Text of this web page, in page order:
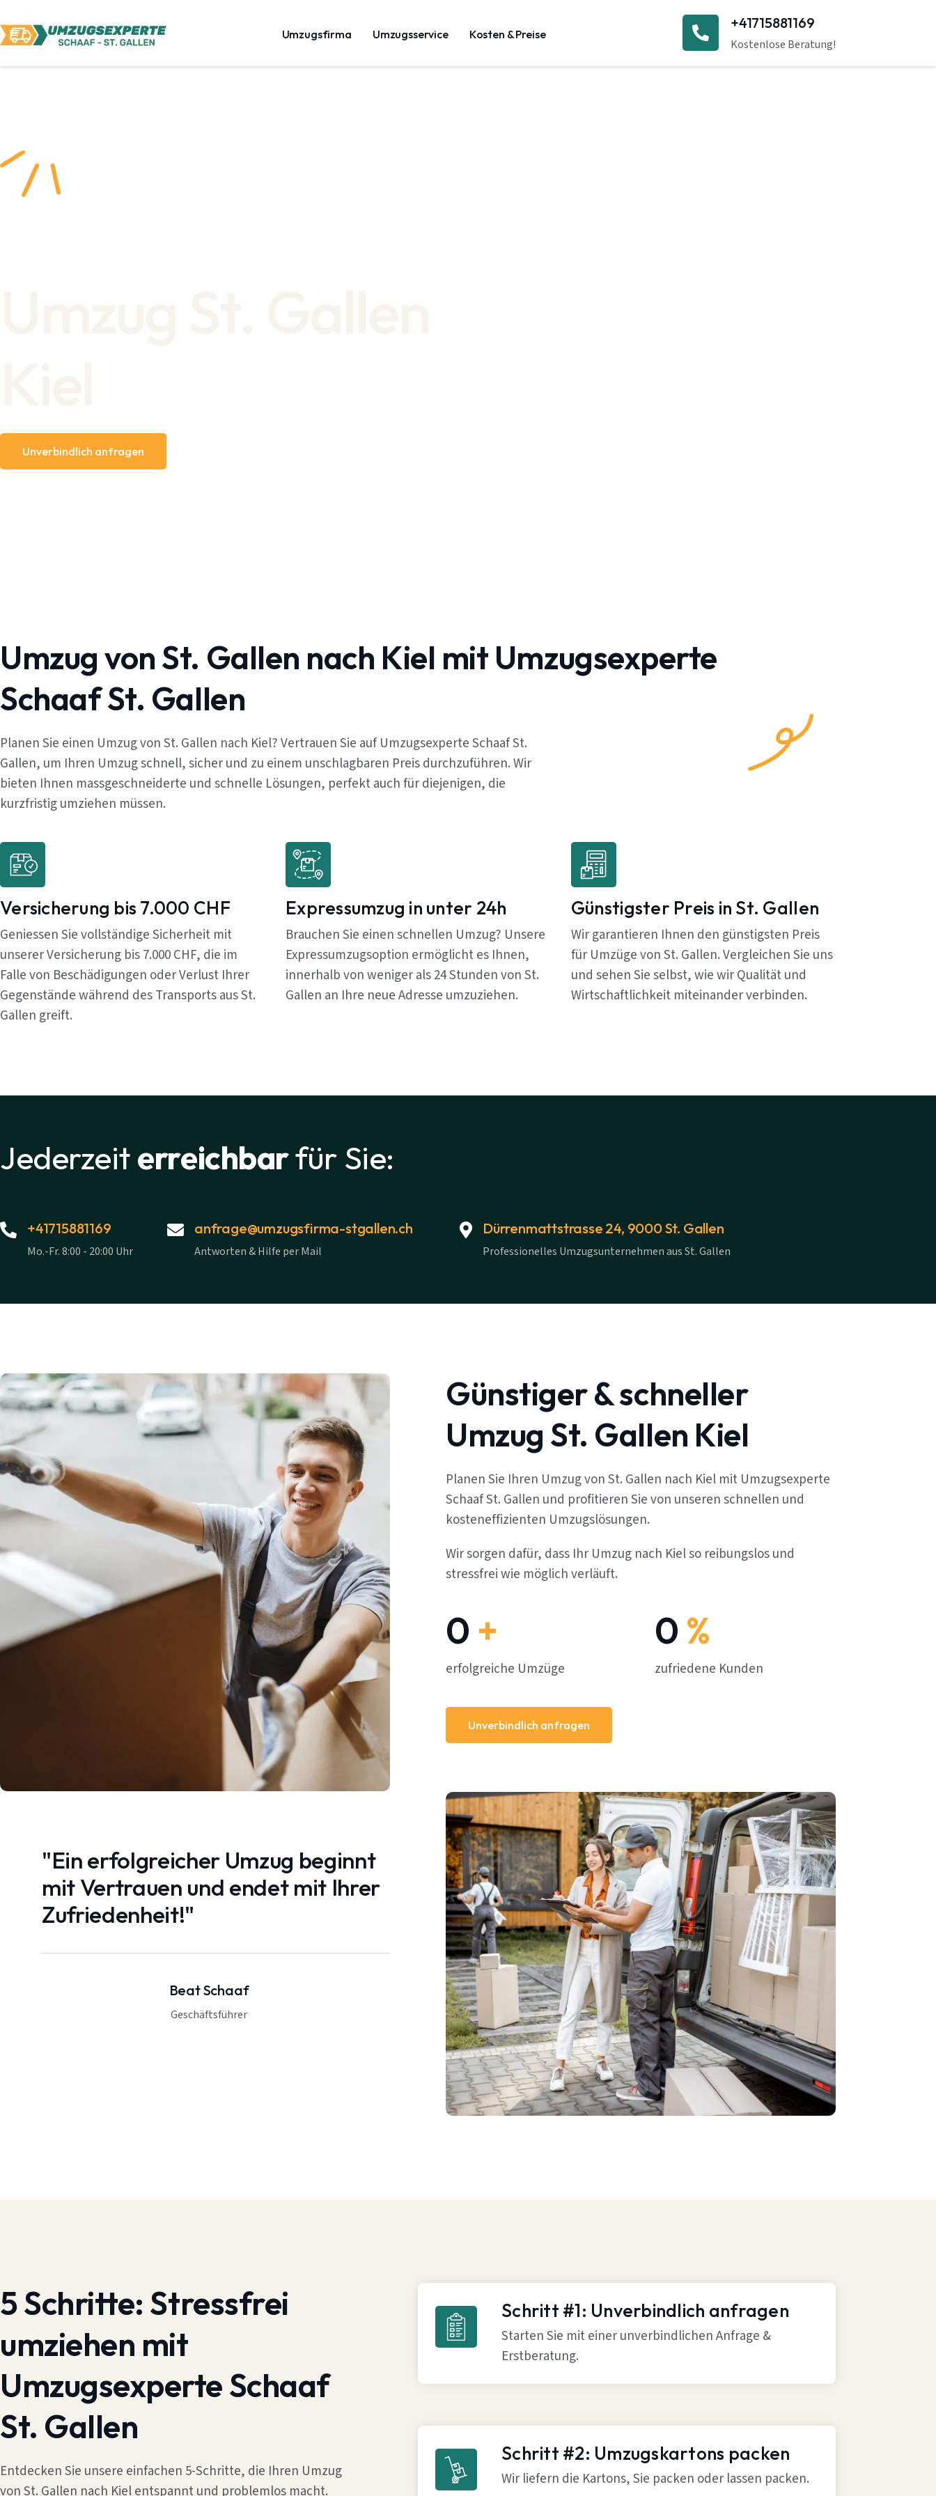
Umzugsfirma Umzugsservice Kosten & Preise
+41715881169
Kostenlose Beratung!
Unverbindlich anfragen
Umzug von St. Gallen nach Kiel mit Umzugsexperte
Schaaf St. Gallen
Planen Sie einen Umzug von St. Gallen nach Kiel? Vertrauen Sie auf Umzugsexperte Schaaf St.
Gallen, um Ihren Umzug schnell, sicher und zu einem unschlagbaren Preis durchzuführen. Wir
bieten Ihnen massgeschneiderte und schnelle Lösungen, perfekt auch für diejenigen, die
kurzfristig umziehen müssen.
Versicherung bis 7.000 CHF
Geniessen Sie vollständige Sicherheit mit
unserer Versicherung bis 7.000 CHF, die im
Falle von Beschädigungen oder Verlust Ihrer
Gegenstände während des Transports aus St.
Gallen greift.
Expressumzug in unter 24h
Brauchen Sie einen schnellen Umzug? Unsere
Expressumzugsoption ermöglicht es Ihnen,
innerhalb von weniger als 24 Stunden von St.
Gallen an Ihre neue Adresse umzuziehen.
Günstigster Preis in St. Gallen
Wir garantieren Ihnen den günstigsten Preis
für Umzüge von St. Gallen. Vergleichen Sie uns
und sehen Sie selbst, wie wir Qualität und
Wirtschaftlichkeit miteinander verbinden.
Jederzeiterreichbarfür Sie:
+41715881169
Mo.-Fr. 8:00 - 20:00 Uhr
anfrage@umzugsfirma-stgallen.ch
Antworten & Hilfe per Mail
Dürrenmattstrasse 24, 9000 St. Gallen
Professionelles Umzugsunternehmen aus St. Gallen
"Ein erfolgreicher Umzug beginnt
mit Vertrauen und endet mit Ihrer
Zufriedenheit!"
Beat Schaaf
Geschäftsführer
Günstiger & schneller
Umzug St. Gallen Kiel
Planen Sie Ihren Umzug von St. Gallen nach Kiel mit Umzugsexperte
Schaaf St. Gallen und profitieren Sie von unseren schnellen und
kosteneffizienten Umzugslösungen.
Wir sorgen dafür, dass Ihr Umzug nach Kiel so reibungslos und
stressfrei wie möglich verläuft.
0 +
erfolgreiche Umzüge
0 %
zufriedene Kunden
Unverbindlich anfragen
5 Schritte: Stressfrei
umziehen mit
Umzugsexperte Schaaf
St. Gallen
Entdecken Sie unsere einfachen 5-Schritte, die Ihren Umzug
von St. Gallen nach Kiel entspannt und problemlos macht.
Schritt #1: Unverbindlich anfragen
Starten Sie mit einer unverbindlichen Anfrage &
Erstberatung.
Schritt #2: Umzugskartons packen
Wir liefern die Kartons, Sie packen oder lassen packen.